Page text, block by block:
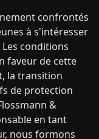
confrontés
à s'intéresser
conditions
faveur de cette
la transition
de protection
&
en tant
nous formons